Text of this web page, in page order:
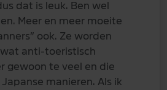
dat is leuk. Ben wel
Meer en meer moeite
ook. Ze worden
anti-toeristisch
gewoon te veel en die
manieren. Als ik